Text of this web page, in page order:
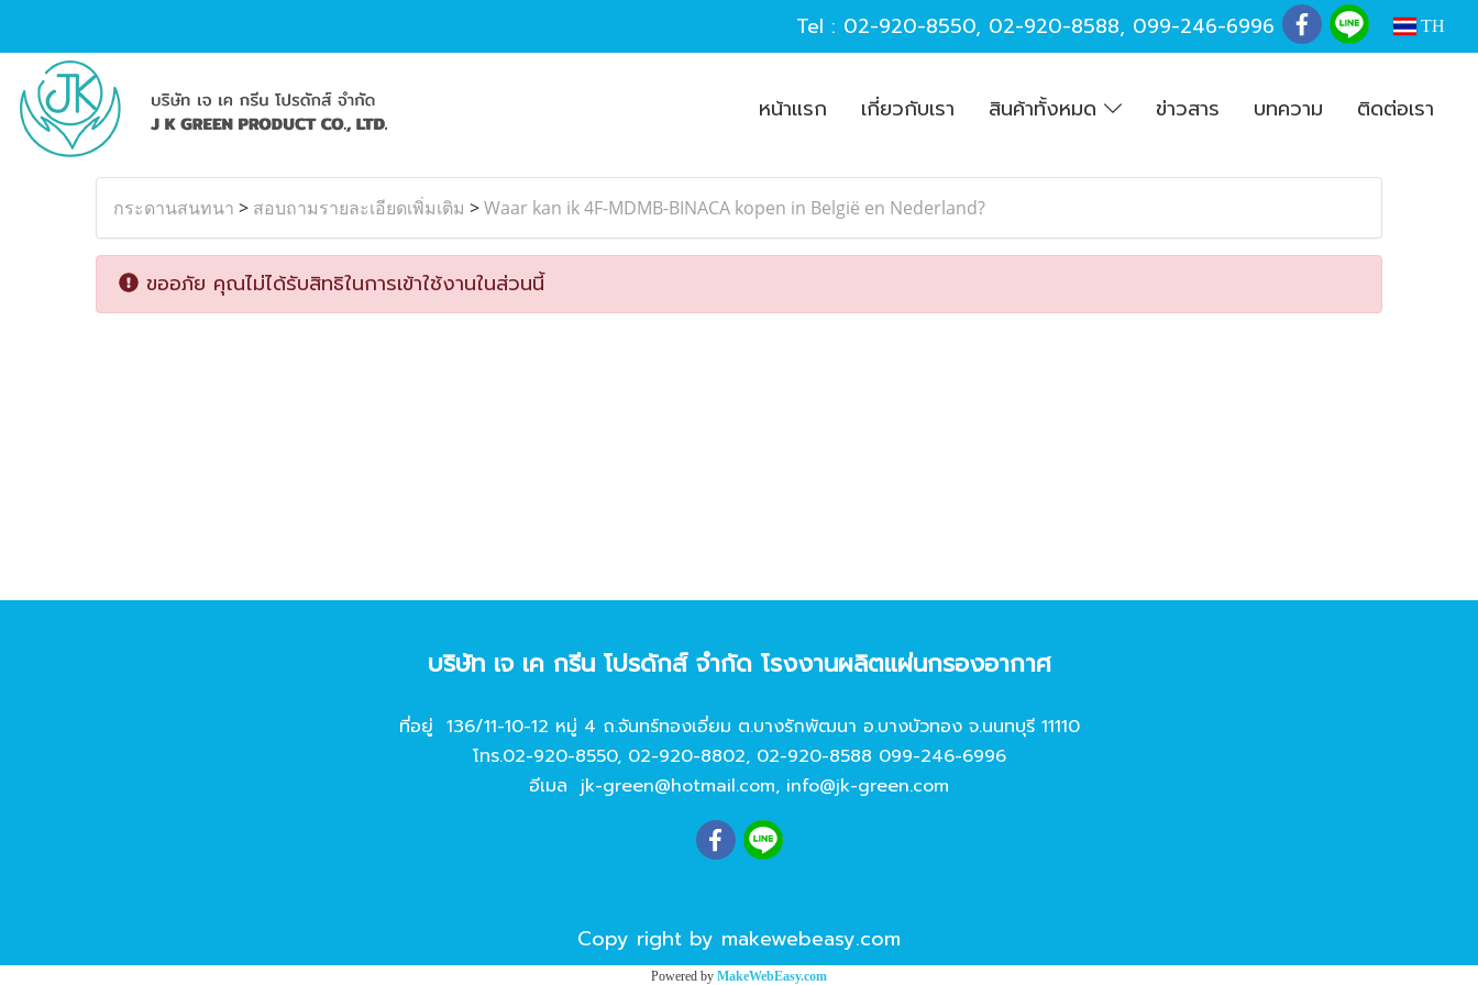
Tel : 02-920-8550, 02-920-8588, 099-246-6996 TH
หน้าแรก เกี่ยวกับเรา สินค้าทั้งหมด ข่าวสาร บทความ ติดต่อเรา
กระดานสนทนา > สอบถามรายละเอียดเพิ่มเติม >Waar kan ik 4F-MDMB-BINACA kopen in België en Nederland?
ขออภัย คุณไม่ได้รับสิทธิในการเข้าใช้งานในส่วนนี้
บริษัท เจ เค กรีน โปรดักส์ จํากัด โรงงานผลิตแผ่นกรองอากาศ
ที่อยู่ 136/11-10-12 หมู่ 4 ถ.จันทร์ทองเอี่ยม ต.บางรักพัฒนา อ.บางบัวทอง จ.นนทบุรี 11110
โทร.02-920-8550, 02-920-8802, 02-920-8588 099-246-6996
อีเมล jk-green@hotmail.com, info@jk-green.com
Copy right by makewebeasy.com
Powered by MakeWebEasy.com